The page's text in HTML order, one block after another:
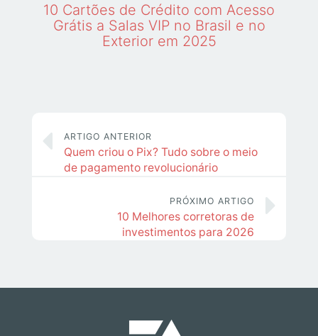
10 Cartões de Crédito com Acesso
Grátis a Salas VIP no Brasil e no
Exterior em 2025
ARTIGO ANTERIOR
Quem criou o Pix? Tudo sobre o meio
de pagamento revolucionário
PRÓXIMO ARTIGO
10 Melhores corretoras de
investimentos para 2026